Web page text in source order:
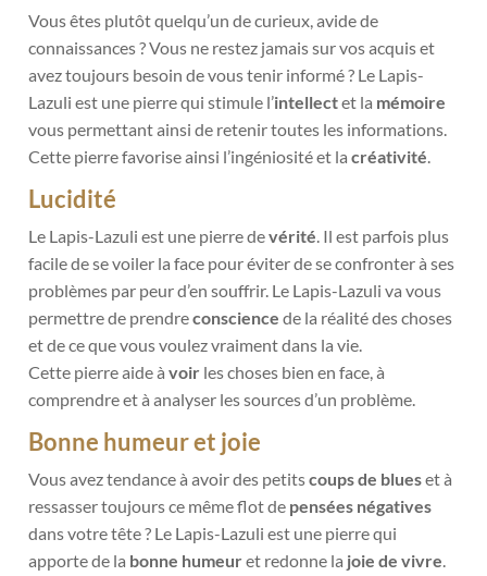
Vous êtes plutôt quelqu’un de curieux, avide de
connaissances ? Vous ne restez jamais sur vos acquis et
avez toujours besoin de vous tenir informé ? Le Lapis-
Lazuli est une pierre qui stimule l’intellectet la mémoire
vous permettant ainsi de retenir toutes les informations.
Cette pierre favorise ainsi l’ingéniosité et lacréativité.
Lucidité
Le Lapis-Lazuli est une pierre devérité. Il est parfois plus
facile de se voiler la face pour éviter de se confronter à ses
problèmes par peur d’en souffrir. Le Lapis-Lazuli va vous
permettre de prendreconscience de la réalité des choses
et de ce que vous voulez vraiment dans la vie.
Cette pierre aide àvoir les choses bien en face, à
comprendre et à analyser les sources d’un problème.
Bonne humeur et joie
Vous avez tendance à avoir des petitscoups de blueset à
ressasser toujours ce même flot de pensées négatives
dans votre tête ? Le Lapis-Lazuli est une pierre qui
apporte de la bonne humeuret redonne la joie de vivre.